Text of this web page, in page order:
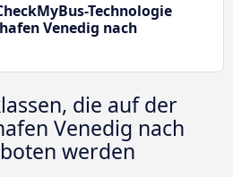
Technologie
Venedig nach
die auf der
Venedig nach
werden